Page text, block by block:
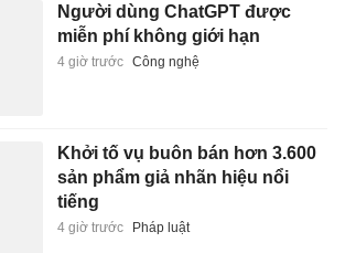
Người dùng ChatGPT được
miễn phí không giới hạn
4 giờ trước Công nghệ
Khởi tố vụ buôn bán hơn 3.600
sản phẩm giả nhãn hiệu nổi
tiếng
4 giờ trước Pháp luật